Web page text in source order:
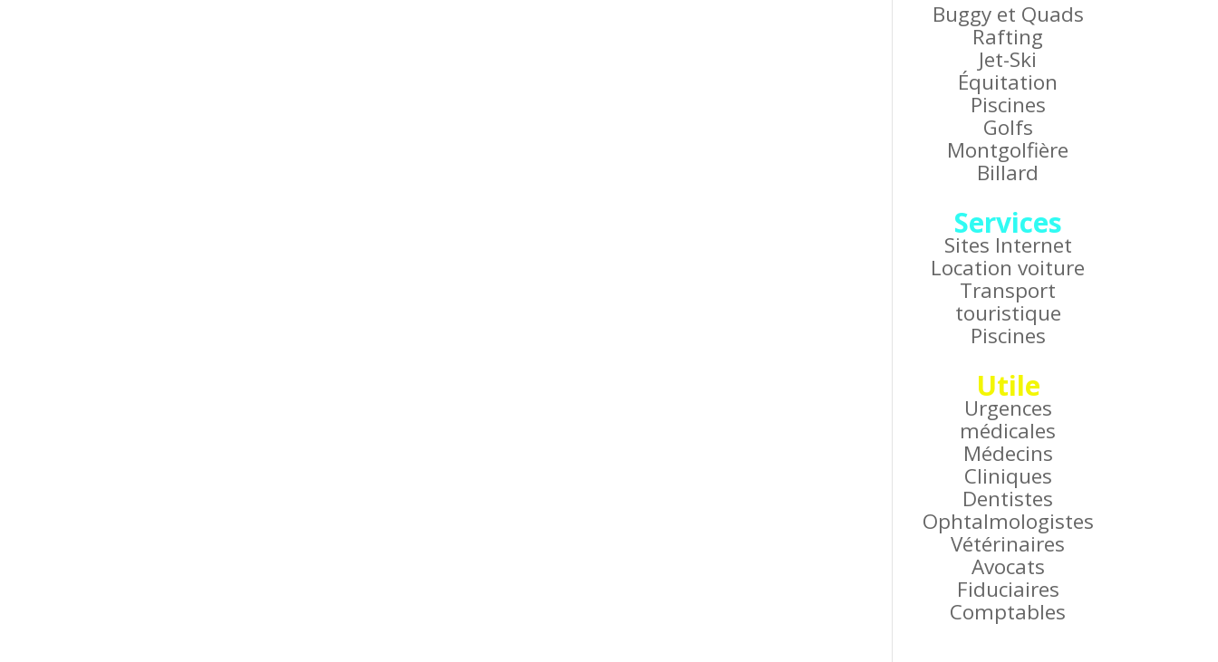
Buggy et Quads
Rafting
Jet-Ski
Équitation
Piscines
Golfs
Montgolfière
Billard
Services
Sites Internet
Location voiture
Transport
touristique
Piscines
Utile
Urgences
médicales
Médecins
Cliniques
Dentistes
Ophtalmologistes
Vétérinaires
Avocats
Fiduciaires
Comptables